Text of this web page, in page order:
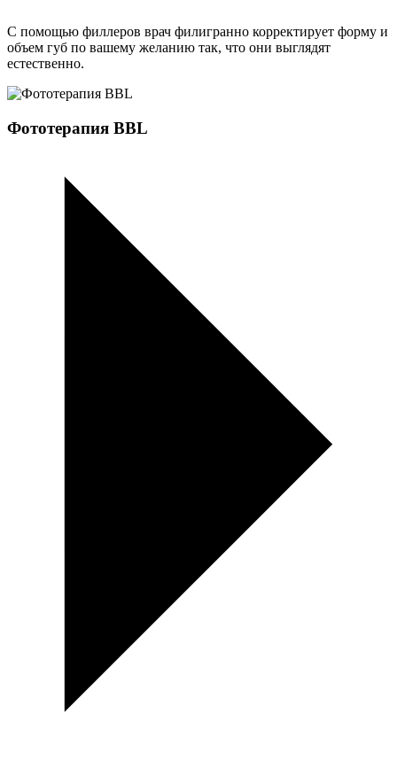
C помощью филлеров врач филигранно корректирует форму и
объем губ по вашему желанию так, что они выглядят
естественно.
Фототерапия BBL